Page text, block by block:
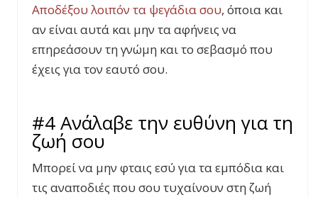
Αποδέξου λοιπόν τα ψεγάδια σου, όποια και
αν είναι αυτά και μην τα αφήνεις να
επηρεάσουν τη γνώμη και το σεβασμό που
έχεις για τον εαυτό σου.
#4 Ανάλαβε την ευθύνη για τη
ζωή σου
Μπορεί να μην φταις εσύ για τα εμπόδια και
τις αναποδιές που σου τυχαίνουν στη ζωή